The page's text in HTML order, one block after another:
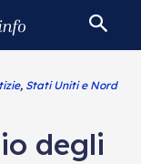
, Stati Uniti e Nord
degli